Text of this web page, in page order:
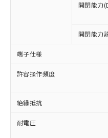
開閉能力
開閉能力
端子仕様
許容操作頻度
絶縁抵抗
耐電圧
本サービス
商品の当社
(税抜)を提供
当社制御機
本サービス
ことをご了
在庫状況お
記載してい
タに基づき
覧された時
準価格とは
調査・確認中：
非含有の対応状況
非該当品：ライセ
害物質有無と関係
仕入先様の事情に
いたものが、含有
むを得ず変更する
*EU RoHS指令（10物質）
鉛(Pb) 1000ppm以下、
六価クロム(Cr(Ⅵ))
類(PBB) 1000ppm以下
「○」：最大均質
基準値以下である
「×」：最大均質
基準値を超えてい
「－」：未確認で
*中国RoHS10物質の基
Pb(鉛) :1000ppm、 Hg(
Cr(Ⅵ)(六価クロム) :
当社は、こ
為替および
（以下｢規制
または国外
可)を取得す